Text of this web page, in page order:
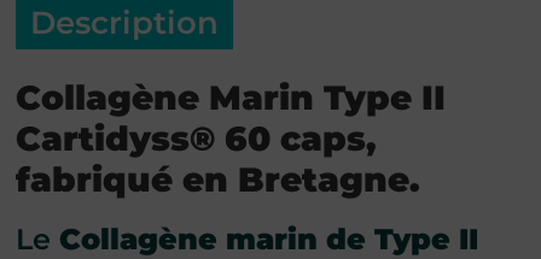
Description
Collagène Marin Type II
Cartidyss® 60 caps,
fabriqué en Bretagne.
Le Collagène marin de Type II